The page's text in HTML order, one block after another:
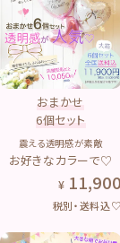
おまかせ
6個セット
震える透明感が素敵
お好きなカラーで♡
11,900
税別・送料込♡